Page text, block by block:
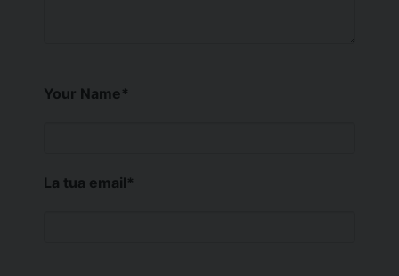
Your Name*
La tua email*